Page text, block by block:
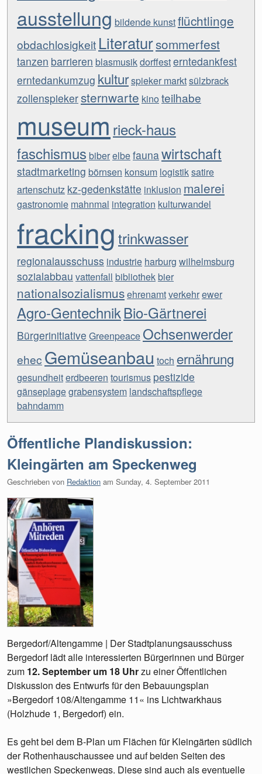
ausstellung bildende kunstflüchtlinge
obdachlosigkeit Literatursommerfest
tanzen barrieren blasmusikdorffesterntedankfest
erntedankumzug kulturspieker marktsülzbrack
zollenspieker sternwarte kino teilhabe
museum rieck-haus
faschismus biberelbefaunawirtschaft
stadtmarketing börnsen konsum logistiksatire
artenschutz kz-gedenkstätte inklusion malerei
gastronomie mahnmal integration kulturwandel
fracking trinkwasser
regionalausschuss industrie harburg wilhelmsburg
sozialabbau vattenfall bibliothekbier
nationalsozialismusehrenamtverkehrewer
Agro-GentechnikBio-Gärtnerei
Bürgerinitiative Greenpeace Ochsenwerder
ehec Gemüseanbau toch ernährung
gesundheiterdbeeren tourismus pestizide
gänseplagegrabensystem landschaftspflege
bahndamm
Öffentliche Plandiskussion:
Kleingärten am Speckenweg
Geschrieben von Redaktion am Sunday, 4. September 2011
Bergedorf/Altengamme | Der Stadtplanungsausschuss
Bergedorf lädt alle interessierten Bürgerinnen und Bürger
zum 12. September um 18 Uhrzu einer Öffentlichen
Diskussion des Entwurfs für den Bebauungsplan
»Bergedorf 108/Altengamme 11« ins Lichtwarkhaus
(Holzhude 1, Bergedorf) ein.
Es geht bei dem B-Plan um Flächen für Kleingärten südlich
der Rothenhauschaussee und auf beiden Seiten des
westlichen Speckenwegs. Diese sind auch als eventuelle